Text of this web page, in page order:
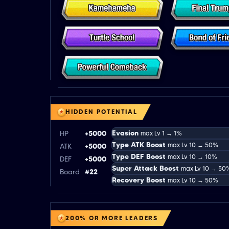
HIDDEN POTENTIAL
HP
+5000
ATK
+5000
DEF
+5000
Board
#22
Evasion max Lv 1 → 1%
Type ATK Boost max Lv 10 → 50%
Type DEF Boost max Lv 10 → 10%
Super Attack Boost max Lv 10 →
Recovery Boost max Lv 10 → 50%
200% OR MORE LEADERS